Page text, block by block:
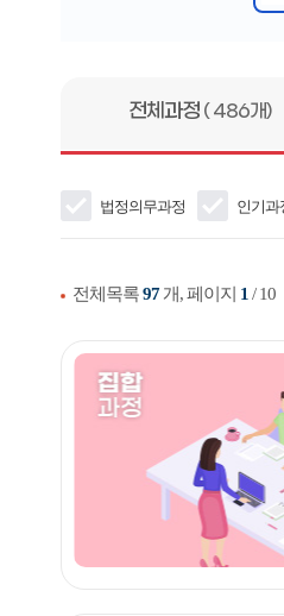
심
전체과정 ( 486개)
법정의무과정 인기과
전체목록97개, 페이지 1/ 10